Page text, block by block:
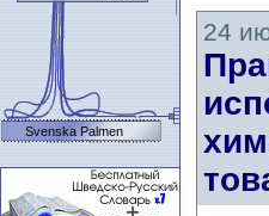
24
Svenska Palmen